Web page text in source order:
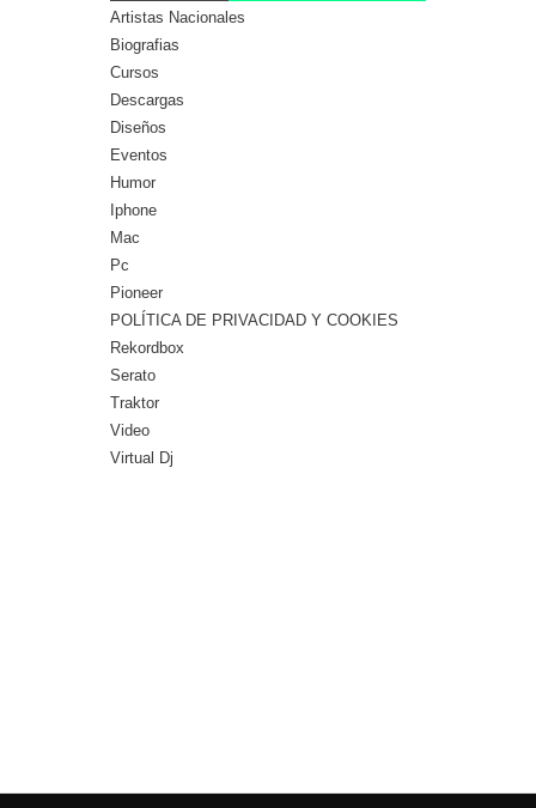
Artistas Nacionales
Biografias
Cursos
Descargas
Diseños
Eventos
Humor
Iphone
Mac
Pc
Pioneer
POLÍTICA DE PRIVACIDAD Y COOKIES
Rekordbox
Serato
Traktor
Video
Virtual Dj